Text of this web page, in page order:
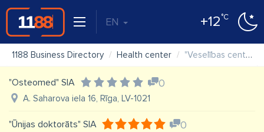
EN +12°C
1188 Business Directory Health center "Veselības centrs VIVENDI" SIA
"Osteomed" SIA 0
A. Saharova iela 16, Rīga, LV-1021
"Ūnijas doktorāts" SIA 0